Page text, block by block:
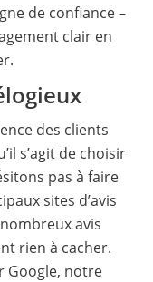
de confiance –
clair en
des clients
s’agit de choisir
pas à faire
sites d’avis
avis
rien à cacher.
Google, notre